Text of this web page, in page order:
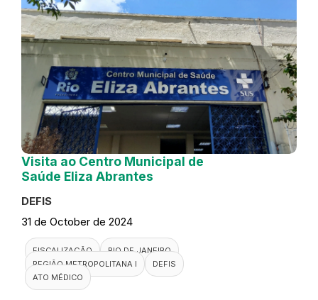
Visita ao Centro Municipal de
Saúde Eliza Abrantes
DEFIS
31 de October de 2024
FISCALIZAÇÃO
RIO DE JANEIRO
REGIÃO METROPOLITANA I
DEFIS
ATO MÉDICO